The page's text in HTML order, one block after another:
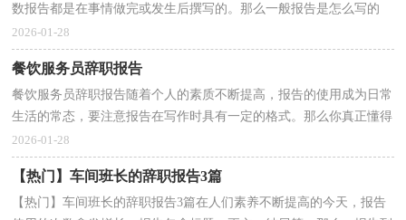
数报告都是在事情做完或发生后撰写的。那么一般报告是怎么写的
呢？下面是小编为大家整理的公司质检员辞职报告，仅供...
2026-01-28
餐饮服务员辞职报告
餐饮服务员辞职报告随着个人的素质不断提高，报告的使用成为日常
生活的常态，要注意报告在写作时具有一定的格式。那么你真正懂得
怎么写好报告吗？以下是小编为大家收集的餐饮服务...
2026-01-28
【热门】车间班长的辞职报告3篇
【热门】车间班长的辞职报告3篇在人们素养不断提高的今天，报告